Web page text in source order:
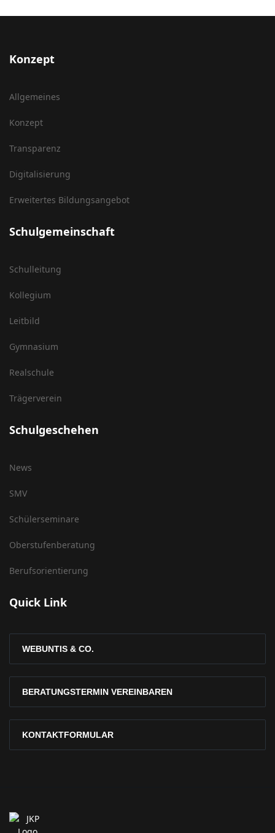
Konzept
Allgemeines
Konzept
Transparenz
Digitalisierung
Erweitertes Bildungsangebot
Schulgemeinschaft
Schulleitung
Kollegium
Leitbild
Gymnasium
Realschule
Trägerverein
Schulgeschehen
News
SMV
Schülerseminare
Oberstufenberatung
Berufsorientierung
Quick Link
WEBUNTIS & CO.
BERATUNGSTERMIN VEREINBAREN
KONTAKTFORMULAR